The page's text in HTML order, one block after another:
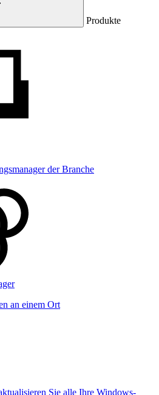
Produkte
der Branche
an einem Ort
Sie alle Ihre Windows-